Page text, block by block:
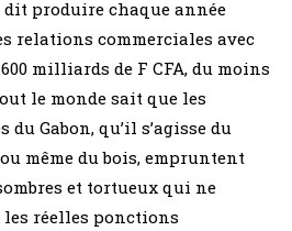
dit produire chaque année
relations commerciales avec
milliards de F CFA, du moins
le monde sait que les
Gabon, qu’il s’agisse du
même du bois, empruntent
et tortueux qui ne
réelles ponctions